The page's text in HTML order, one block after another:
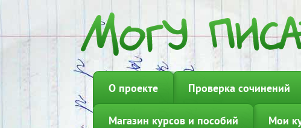
О проекте Проверка сочинений
Магазин курсов и пособий Мои